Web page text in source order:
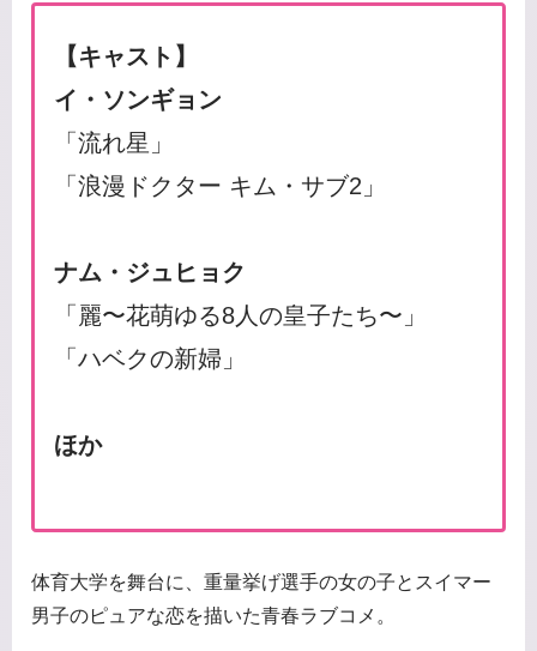
【キャスト】
イ・ソンギョン
「流れ星」
「浪漫ドクター キム・サブ2」
ナム・ジュヒョク
「麗〜花萌ゆる8人の皇子たち〜」
「ハベクの新婦」
ほか
体育大学を舞台に、重量挙げ選手の女の子とスイマー
男子のピュアな恋を描いた青春ラブコメ。